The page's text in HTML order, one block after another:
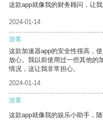
这款app就像我的财务顾问，让我
2024-01-14
游客
这款加速器app的安全性很高，
放心。我以前使用过一些其他的
情况，这让我非常担心。
2024-01-14
游客
这款app就像我的娱乐小助手，